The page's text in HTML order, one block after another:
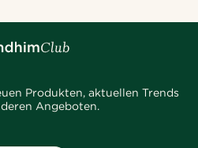
Produkten, aktuellen Trends
Angeboten.